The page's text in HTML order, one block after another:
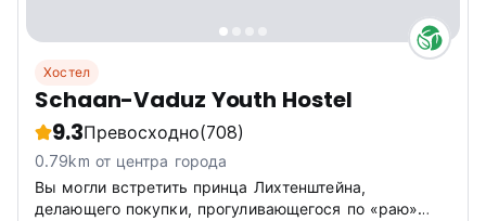
Хостел
Schaan-Vaduz Youth Hostel
9.3Превосходно(708)
0.79km от центра города
Вы могли встретить принца Лихтенштейна,
делающего покупки, прогуливающегося по «раю»…